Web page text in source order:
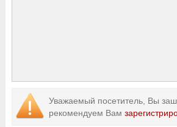
Уважаемый посетитель, Вы
рекомендуем Вам